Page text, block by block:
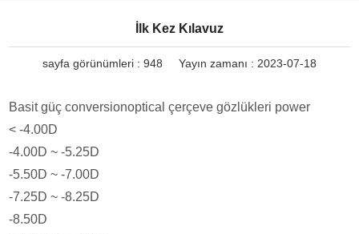
İlk Kez Kılavuz
sayfa görünümleri : 948 Yayın zamanı : 2023-07-18
Basit güç conversionoptical çerçeve gözlükleri power
< -4.00D
-4.00D ~ -5.25D
-5.50D ~ -7.00D
-7.25D ~ -8.25D
-8.50D